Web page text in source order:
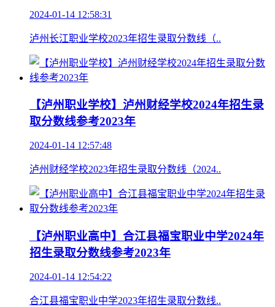
2024-01-14 12:58:31
泸州长江职业学校2023年招生录取分数线（..
【泸州职业学校】泸州财经学校2024年招生录
取分数线参考2023年
2024-01-14 12:57:48
泸州财经学校2023年招生录取分数线（2024..
【泸州职业高中】合江县福宝职业中学2024年
招生录取分数线参考2023年
2024-01-14 12:54:22
合江县福宝职业中学2023年招生录取分数线..